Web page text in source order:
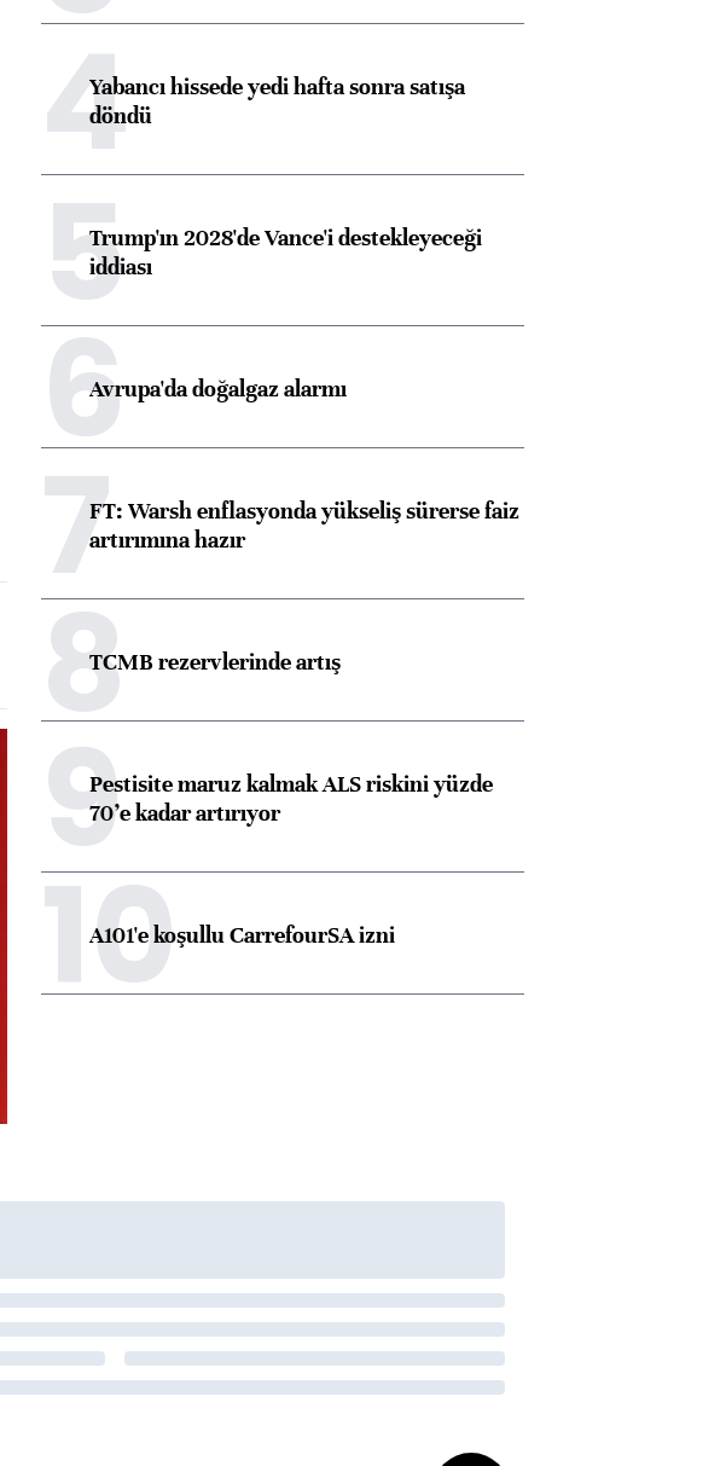
4Yabancı hissede yedi hafta sonra satışa
döndü
5Trump'ın 2028'de Vance'i destekleyeceği
iddiası
6Avrupa'da doğalgaz alarmı
7FT: Warsh enflasyonda yükseliş sürerse faiz
artırımına hazır
8TCMB rezervlerinde artış
9Pestisite maruz kalmak ALS riskini yüzde
70’e kadar artırıyor
10
A101'e koşullu CarrefourSA izni